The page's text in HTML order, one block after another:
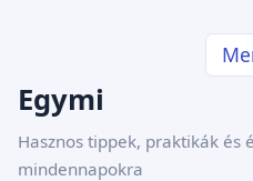
Egymi
Hasznos tippek, praktikák és
mindennapokra